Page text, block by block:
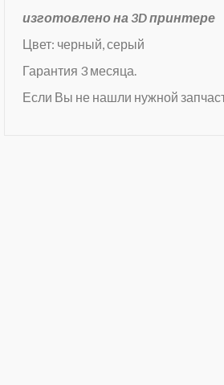
изготовлено на 3D принтере
Цвет: черный, серый
Гарантия 3 месяца.
Если Вы не нашли нужной